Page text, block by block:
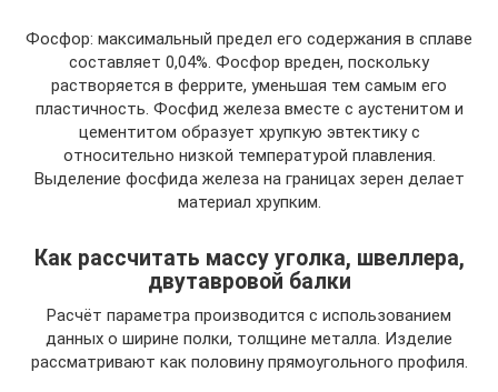
Фосфор: максимальный предел его содержания в сплаве
составляет 0,04%. Фосфор вреден, поскольку
растворяется в феррите, уменьшая тем самым его
пластичность. Фосфид железа вместе с аустенитом и
цементитом образует хрупкую эвтектику с
относительно низкой температурой плавления.
Выделение фосфида железа на границах зерен делает
материал хрупким.
Как рассчитать массу уголка, швеллера,
двутавровой балки
Расчёт параметра производится с использованием
данных о ширине полки, толщине металла. Изделие
рассматривают как половину прямоугольного профиля.